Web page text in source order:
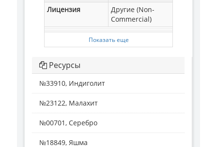
Лицензия
Другие (Non-
Commercial)
Показать еще
Ресурсы
№33910, Индиголит
№23122, Малахит
№00701, Серебро
№18849, Яшма